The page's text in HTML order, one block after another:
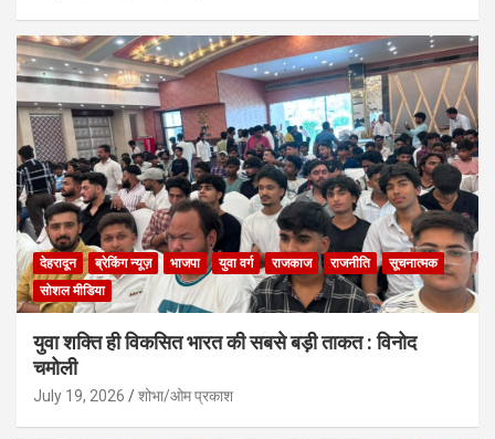
देहरादून ब्रेकिंग न्यूज़ भाजपा युवा वर्ग राजकाज राजनीति
सूचनात्मक
सोशल मीडिया
युवा शक्ति ही विकसित भारत की सबसे बड़ी ताकत : विनोद
चमोली
July 19, 2026 शोभा/ओम प्रकाश